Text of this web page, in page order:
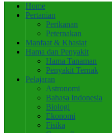
Home
Pertanian
Perikanan
Peternakan
Manfaat & Khasiat
Hama dan Penyakit
Hama Tanaman
Penyakit Ternak
Pelajaran
Astronomi
Bahasa Indonesia
Biologi
Ekonomi
Fisika